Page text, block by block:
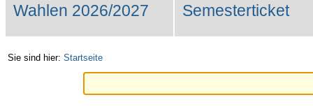
Wahlen 2026/2027 Semesterticket
Sie sind hier: Startseite